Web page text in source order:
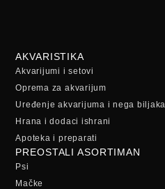
AKVARISTIKA
Akvarijumi i setovi
Oprema za akvarijum
Uređenje akvarijuma i nega biljaka
Hrana i dodaci ishrani
Apoteka i preparati
PREOSTALI ASORTIMAN
Psi
Mačke